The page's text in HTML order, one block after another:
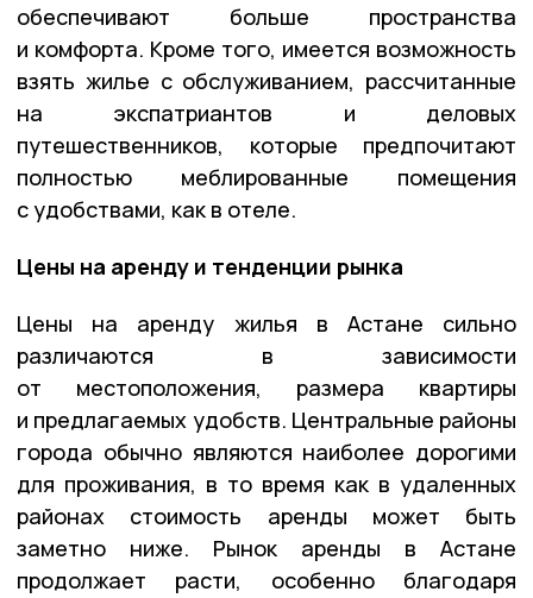
обеспечивают больше пространства
и комфорта. Кроме того, имеется возможность
взять жилье с обслуживанием, рассчитанные
на экспатриантов и деловых
путешественников, которые предпочитают
полностью меблированные помещения
с удобствами, как в отеле.
Цены на аренду и тенденции рынка
Цены на аренду жилья в Астане сильно
различаются в зависимости
от местоположения, размера квартиры
и предлагаемых удобств. Центральные районы
города обычно являются наиболее дорогими
для проживания, в то время как в удаленных
районах стоимость аренды может быть
заметно ниже. Рынок аренды в Астане
продолжает расти, особенно благодаря